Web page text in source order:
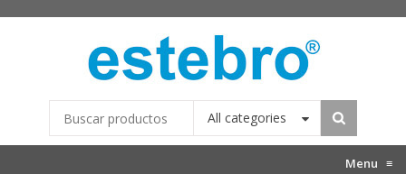
All categories
Menu ≡